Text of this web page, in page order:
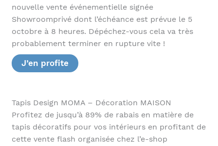
nouvelle vente événementielle signée
Showroomprivé dont l’échéance est prévue le 5
octobre à 8 heures. Dépéchez-vous cela va très
probablement terminer en rupture vite !
J’en profite
Tapis Design MOMA – Décoration MAISON
Profitez de jusqu’à 89% de rabais en matière de
tapis décoratifs pour vos intérieurs en profitant de
cette vente flash organisée chez l’e-shop